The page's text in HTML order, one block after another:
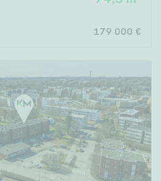
179 000 €